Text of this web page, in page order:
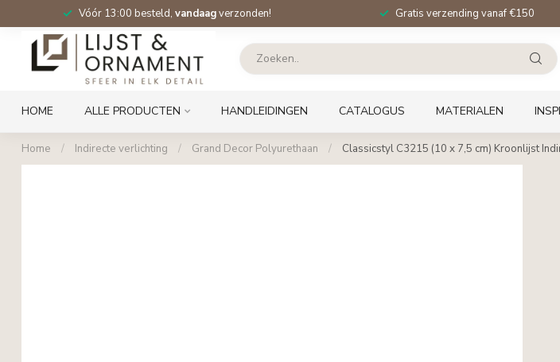
Vóór 13:00 besteld, vandaagverzonden! Gratis verzending vanaf €150
HOME ALLE PRODUCTEN HANDLEIDINGEN CATALOGUS MATERIALEN
Home / Indirecte verlichting / Grand Decor Polyurethaan / Classicstyl C3215 (10 x 7,5 cm) Kroonlijst